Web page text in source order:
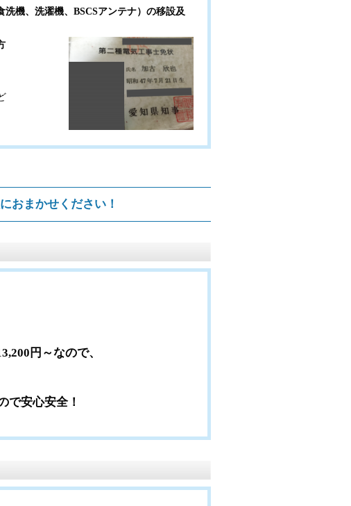
機、洗濯機、BSCSアンテナ）の移設及
おまかせください！
円～なので、
で安心安全！